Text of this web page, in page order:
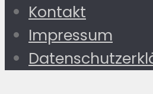
Kontakt
Impressum